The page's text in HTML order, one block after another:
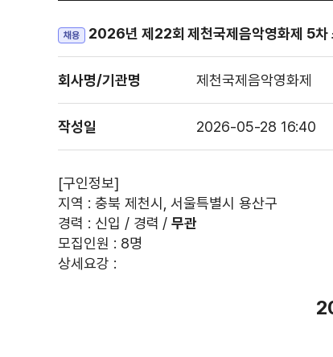
채용 2026년 제22회 제천국제음악영화제 5차
회사명/기관명 제천국제음악영화제
작성일 2026-05-28 16:40
[구인정보]
지역 : 충북 제천시, 서울특별시 용산구
경력 : 신입 / 경력 /무관
모집인원 : 8명
상세요강 :